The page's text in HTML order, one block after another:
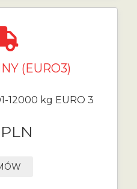
(EURO3)
12000 kg EURO 3